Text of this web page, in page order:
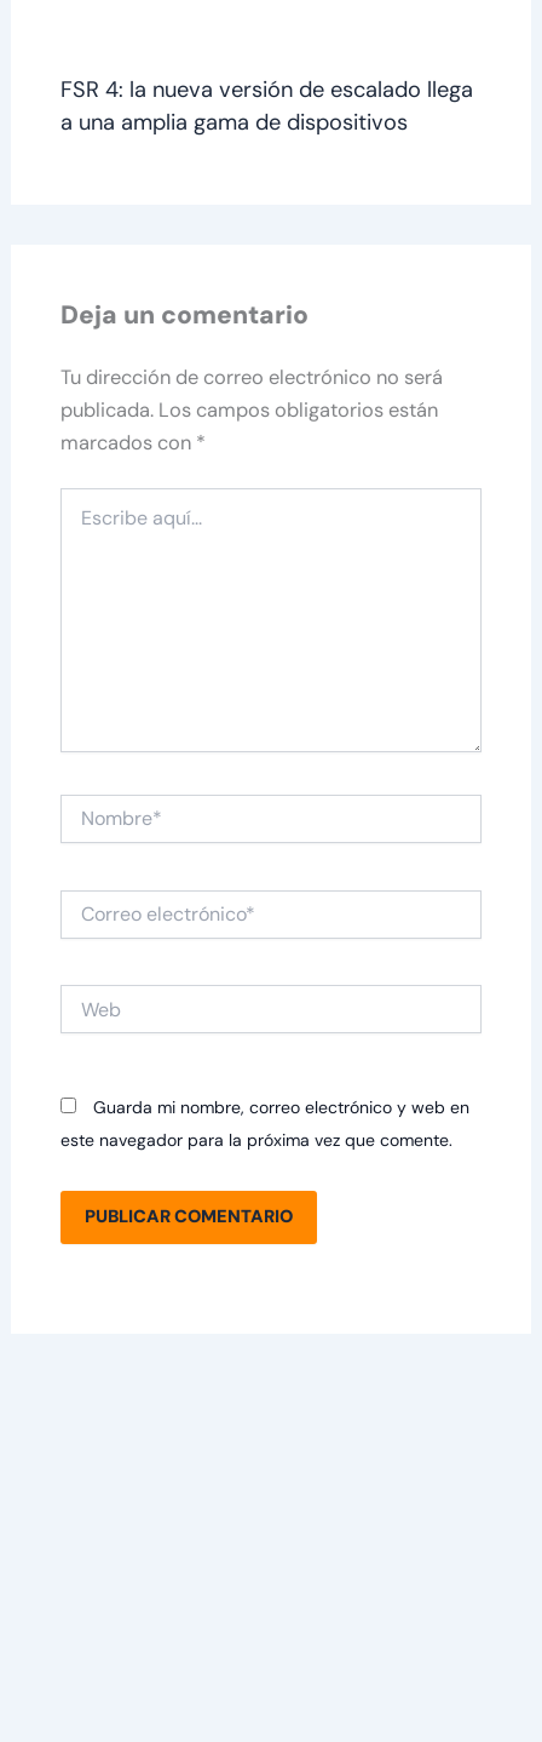
FSR 4: la nueva versión de escalado llega
a una amplia gama de dispositivos
Deja un comentario
Tu dirección de correo electrónico no será
publicada. Los campos obligatorios están
marcados con *
aquí...
Nombre*
electrónico*
Guarda mi nombre, correo electrónico y web en
este navegador para la próxima vez que comente.